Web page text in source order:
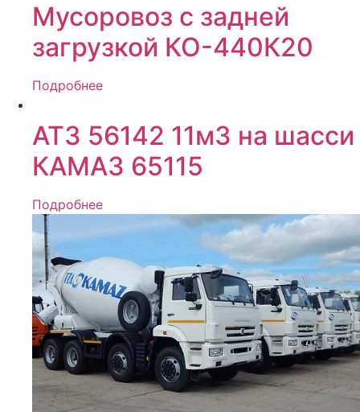
Мусоровоз с задней
загрузкой КО-440К20
Подробнее
АТЗ 56142 11м3 на шасси
КАМАЗ 65115
Подробнее